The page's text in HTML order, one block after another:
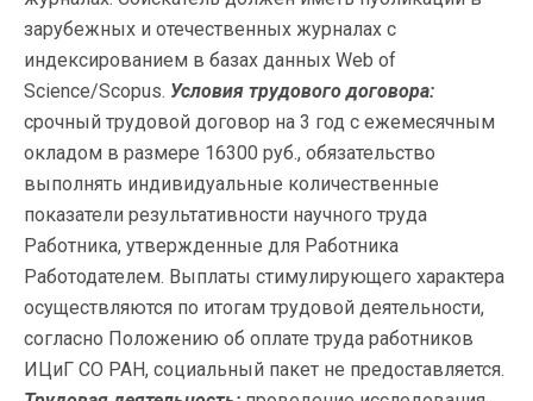
зарубежных и отечественных журналах с
индексированием в базах данных Web of
Science/Scopus. Условия трудового договора:
срочный трудовой договор на 3 год с ежемесячным
окладом в размере 16300 руб., обязательство
выполнять индивидуальные количественные
показатели результативности научного труда
Работника, утвержденные для Работника
Работодателем. Выплаты стимулирующего характера
осуществляются по итогам трудовой деятельности,
согласно Положению об оплате труда работников
ИЦиГ СО РАН, социальный пакет не предоставляется.